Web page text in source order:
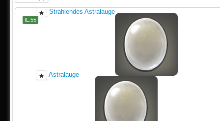
Strahlendes Astralauge
IL.55
Astralauge